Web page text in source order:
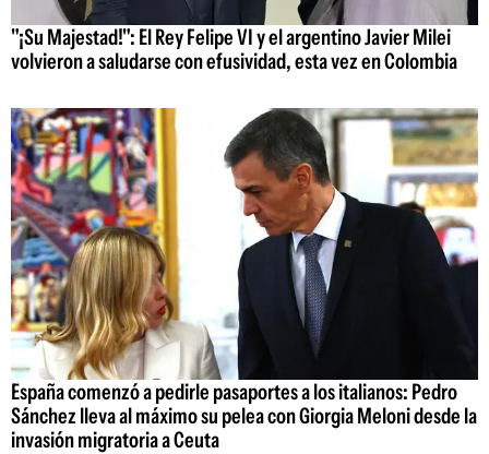
"¡Su Majestad!": El Rey Felipe VI y el argentino Javier Milei
volvieron a saludarse con efusividad, esta vez en Colombia
España comenzó a pedirle pasaportes a los italianos: Pedro
Sánchez lleva al máximo su pelea con Giorgia Meloni desde la
invasión migratoria a Ceuta